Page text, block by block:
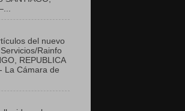
del nuevo
Rainfo
REPUBLICA
La Cámara de